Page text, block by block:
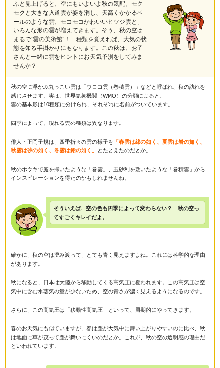
ふと見上げると、空にもいよいよ秋の気配。モク
モクと大きな入道雲が姿を消し、天高くかかるベ
ールのような雲、モコモコかわいいヒツジ雲と、
いろんな形の雲が増えてきます。そう、秋の空は
まるで“雲の美術館”！ 種類を覚えれば、大気の状
態を知る手掛かりにもなります。この秋は、お子
さんと一緒に雲をヒントにお天気予測をしてみま
せんか？
秋の空に浮かぶ丸っこい雲は「ウロコ雲（巻積雲）」などと呼ばれ、秋の訪れを
感じさせます。実は、世界気象機関（WMO）の分類によると、
雲の基本形は10種類に分けられ、それぞれに名前がついています。
四季によって、現れる雲の種類は異なります。
俳人・正岡子規は、四季折々の雲の様子を 「春雲は綿の如く、夏雲は岩の如く、
秋雲は砂の如く、冬雲は鉛の如く」
とたとえたのだとか。
秋のホウキで庭を掃いたような「巻雲」、玉砂利を敷いたような「巻積雲」から
インスピレーションを得たのかもしれませんね。
そういえば、空の色も四季によって変わらない？ 秋の空っ
てすごくキレイだよ。
確かに、秋の空は澄み渡って、とても青く見えますよね。これには科学的な理由
があります。
秋になると、日本は大陸から移動してくる高気圧に覆われます。この高気圧は空
気中に含む水蒸気の量が少ないため、空の青さが濃く見えるようになるのです。
さらに、この高気圧は「移動性高気圧」といって、周期的にやってきます。
春のお天気にも似ていますが、春は塵が大気中に舞い上がりやすいのに比べ、秋
は地面に草が茂って塵が舞いにくいのだとか。これが、秋の空の透明感の理由だ
といわれています。